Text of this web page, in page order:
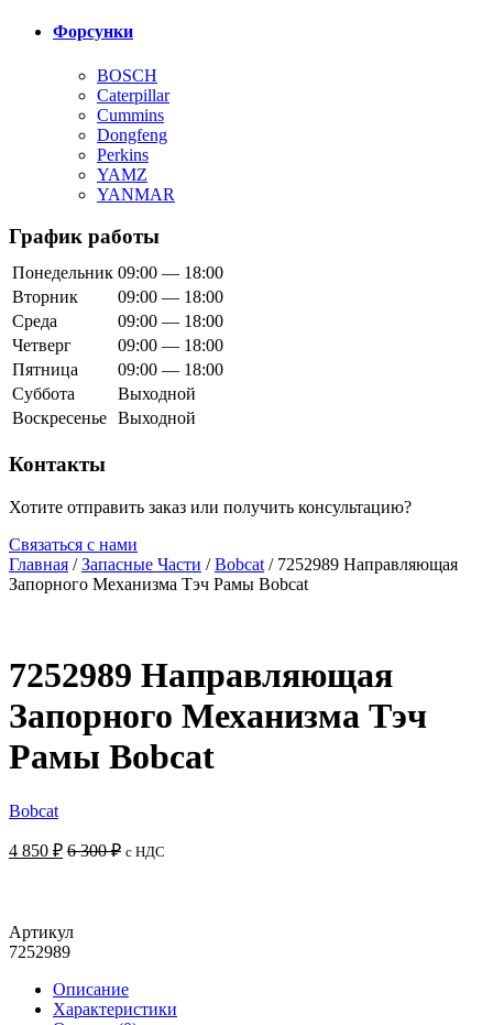
Форсунки
BOSCH
Caterpillar
Cummins
Dongfeng
Perkins
YAMZ
YANMAR
График работы
Понедельник 09:00 — 18:00
Вторник
09:00 — 18:00
Среда
09:00 — 18:00
Четверг
09:00 — 18:00
Пятница
09:00 — 18:00
Суббота
Выходной
Воскресенье Выходной
Контакты
Хотите отправить заказ или получить консультацию?
Связаться с нами
Главная /Запасные Части /Bobcat / 7252989 Направляющая
Запорного Механизма Тэч Рамы Bobcat
7252989 Направляющая
Запорного Механизма Тэч
Рамы Bobcat
Bobcat
4 850 ₽ 6 300₽ с НДС
Артикул
7252989
Описание
Характеристики